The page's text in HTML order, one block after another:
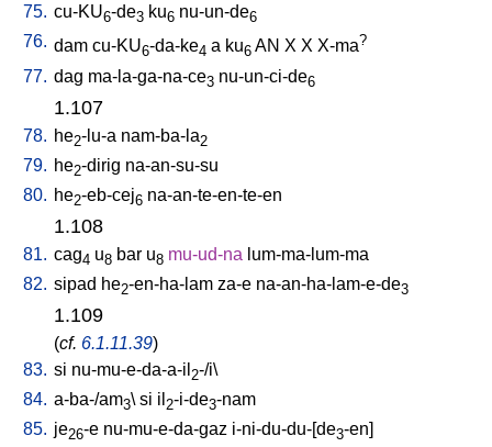
75. cu-KU6-de3 ku6 nu-un-de6
76. dam cu-KU6-da-ke4 a ku6 AN X X X-ma?
77. dag ma-la-ga-na-ce3 nu-un-ci-de6
1.107
78. he2-lu-a nam-ba-la2
79. he2-dirig na-an-su-su
80. he2-eb-cej6 na-an-te-en-te-en
1.108
81. cag4 u8 bar u8 mu-ud-na lum-ma-lum-ma
82. sipad he2-en-ha-lam za-e na-an-ha-lam-e-de3
1.109
(cf. 6.1.11.39)
83. si nu-mu-e-da-a-il 2-/i\
84. a-ba-/am3\ si il 2-i-de3-nam
85. je26-e nu-mu-e-da-gaz i-ni-du-du-[de3-en]